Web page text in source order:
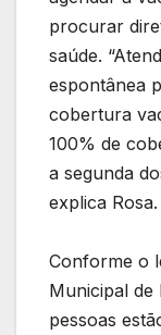
procurar
saúde.
espontânea
cobertura
100% de
a segunda
explica Rosa.
Conforme o
Municipal de
pessoas